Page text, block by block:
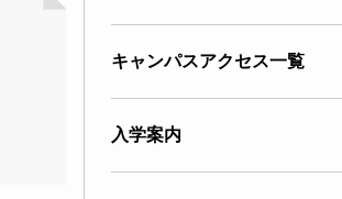
キャンパスアクセス一覧
入学案内